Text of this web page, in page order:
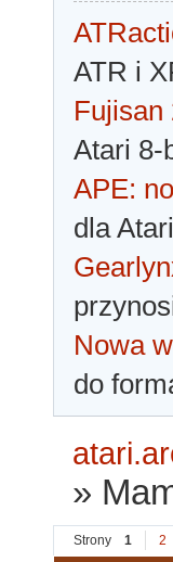
ATR i
Fujisan
Atari 8-
APE:
dla
Nowa
do
»
Strony 1 2